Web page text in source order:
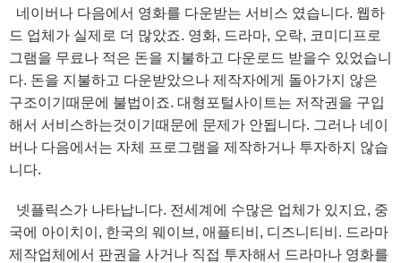
네이버나 다음에서 영화를 다운받는 서비스 였습니다. 웹하
드 업체가 실제로 더 많았죠. 영화, 드라마, 오락, 코미디프로
그램을 무료나 적은 돈을 지불하고 다운로드 받을수 있었습니
다. 돈을 지불하고 다운받았으나 제작자에게 돌아가지 않은
구조이기때문에 불법이죠. 대형포털사이트는 저작권을 구입
해서 서비스하는것이기때문에 문제가 안됩니다. 그러나 네이
버나 다음에서는 자체 프로그램을 제작하거나 투자하지 않습
니다.
넷플릭스가 나타납니다. 전세계에 수많은 업체가 있지요, 중
국에 아이치이, 한국의 웨이브, 애플티비, 디즈니티비. 드라마
제작업체에서 판권을 사거나 직접 투자해서 드라마나 영화를